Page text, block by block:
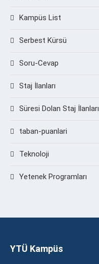
Kampüs List
Serbest Kürsü
Soru-Cevap
Staj İlanları
Süresi Dolan Staj İlanları
taban-puanlari
Teknoloji
Yetenek Programları
YTÜ Kampüs